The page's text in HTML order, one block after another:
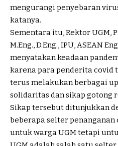
mengurangi penyebaran
katanya.
Sementara itu, Rektor UGM,
M.Eng., D.Eng., IPU, ASEAN
menyatakan keadaan
karena para penderita covid
terus melakukan berbagai
solidaritas dan sikap gotong
Sikap tersebut ditunjukkan
beberapa selter penanganan
untuk warga UGM tetapi